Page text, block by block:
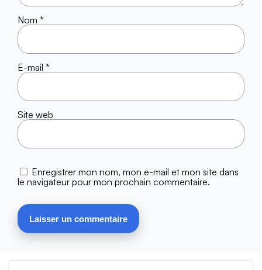
Nom *
E-mail *
Site web
Enregistrer mon nom, mon e-mail et mon site dans
le navigateur pour mon prochain commentaire.